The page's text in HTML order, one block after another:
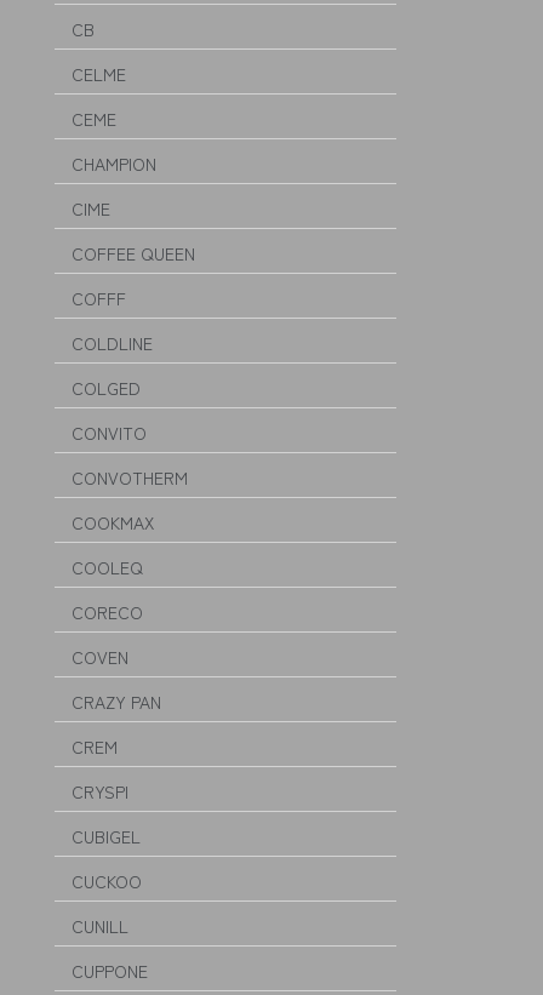
CB
CELME
CEME
CHAMPION
CIME
COFFEE QUEEN
COFFF
COLDLINE
COLGED
CONVITO
CONVOTHERM
COOKMAX
COOLEQ
CORECO
COVEN
CRAZY PAN
CREM
CRYSPI
CUBIGEL
CUCKOO
CUNILL
CUPPONE